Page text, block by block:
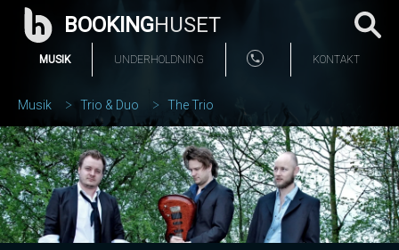
BOOKINGHUSET
MUSIK UNDERHOLDNING KONTAKT
Musik Trio & Duo The Trio